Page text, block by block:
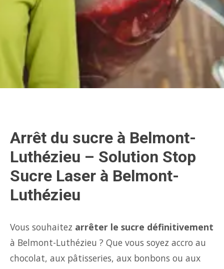
Arrêt du sucre à Belmont-
Luthézieu – Solution Stop
Sucre Laser à Belmont-
Luthézieu
Vous souhaitez arrêter le sucre définitivement
à Belmont-Luthézieu ? Que vous soyez accro au
chocolat, aux pâtisseries, aux bonbons ou aux